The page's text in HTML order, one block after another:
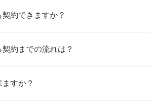
約できますか？
契約までの流れは？
ますか？